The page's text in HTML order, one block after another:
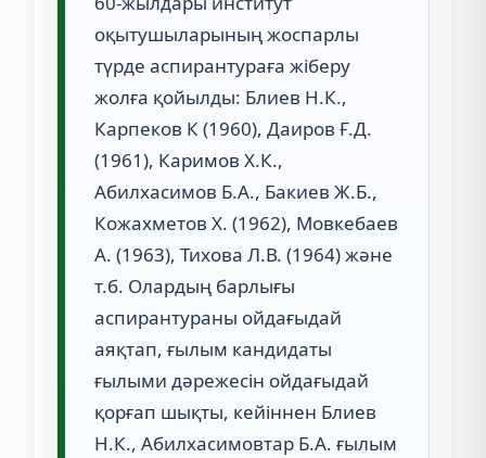
оқытушыларының жоспарлы
түрде аспирантураға жіберу
жолға қойылды: Блиев Н.К.,
Карпеков К (1960), Даиров Ғ.Д.
(1961), Каримов Х.К.,
Абилхасимов Б.А., Бакиев Ж.Б.,
Кожахметов Х. (1962), Мовкебаев
А. (1963), Тихова Л.В. (1964) және
т.б. Олардың барлығы
аспирантураны ойдағыдай
аяқтап, ғылым кандидаты
ғылыми дәрежесін ойдағыдай
қорғап шықты, кейіннен Блиев
Н.К., Абилхасимовтар Б.А. ғылым